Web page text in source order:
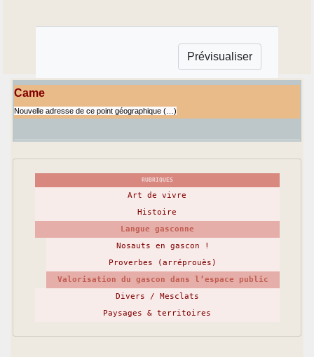
Came
Nouvelle adresse de ce point géographique (…)
RUBRIQUES
Art de vivre
Histoire
Langue gasconne
Nosauts en gascon !
Proverbes (arréprouès)
Valorisation du gascon dans l’espace public
Divers / Mesclats
Paysages & territoires